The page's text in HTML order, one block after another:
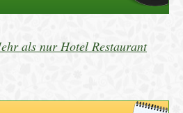
als nur Hotel Restaurant